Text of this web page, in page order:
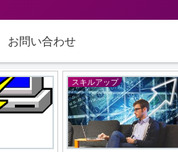
お問い合わせ
HTML